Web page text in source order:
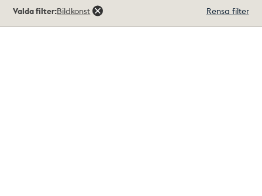
träffar
Valda filter:Bildkonst Rensa filter